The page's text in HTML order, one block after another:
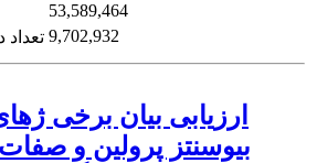
53,589,464
9,702,932
ارزیابی بیان برخی
بیوسنتز پرولین و